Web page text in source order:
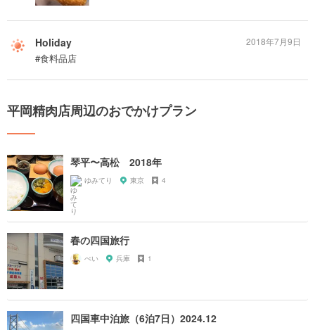
Holiday
#食料品店
2018年7月9日
平岡精肉店周辺のおでかけプラン
琴平〜高松 2018年
ゆみてり 東京 4
春の四国旅行
ぺい 兵庫 1
四国車中泊旅（6泊7日）2024.12